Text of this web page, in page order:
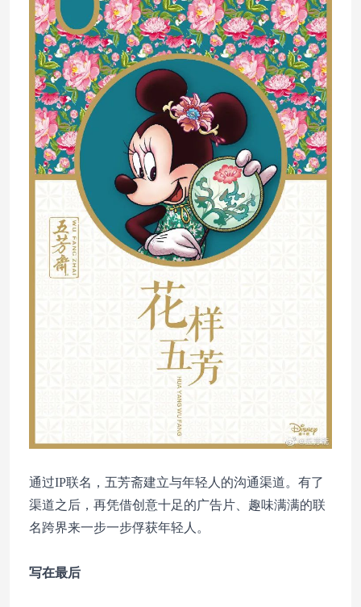
通过IP联名，五芳斋建立与年轻人的沟通渠道。有了
渠道之后，再凭借创意十足的广告片、趣味满满的联
名跨界来一步一步俘获年轻人。
写在最后